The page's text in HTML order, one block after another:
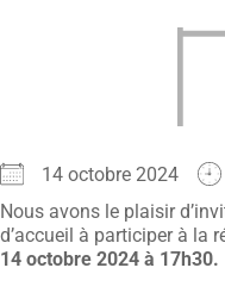
14 octobre 2024
Nous avons le plaisir
d’accueil à participer à la
14 octobre 2024 à 17h30.